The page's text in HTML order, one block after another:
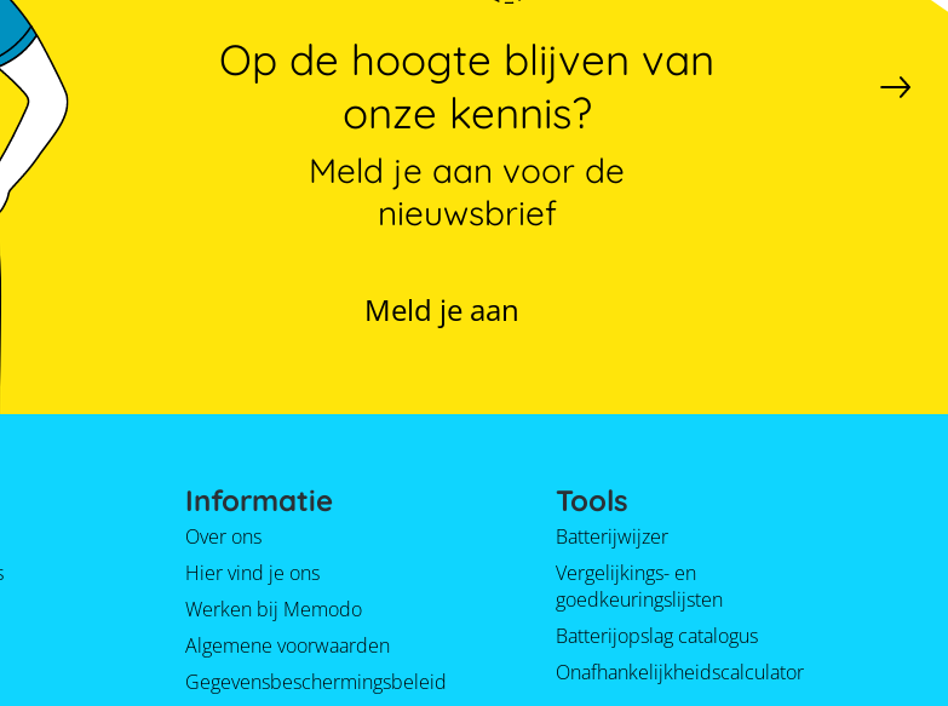
Op de hoogte blijven van
onze kennis?
Meld je aan voor de
nieuwsbrief
Meld je aan
Informatie
Over ons
Hier vind je ons
Werken bij Memodo
Algemene voorwaarden
Gegevensbeschermingsbeleid
Tools
Batterijwijzer
Vergelijkings- en
goedkeuringslijsten
Batterijopslag catalogus
Onafhankelijkheidscalculator